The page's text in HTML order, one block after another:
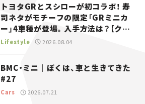
トヨタGRとスシローが初コラボ！ 寿
司ネタがモチーフの限定「GRミニカ
ー」4車種が登場。入手方法は？【クル
マとホビー】
Lifestyle 2026.08.04
BMC・ミニ｜ぼくは、車と生きてきた
#27
Cars 2026.07.21